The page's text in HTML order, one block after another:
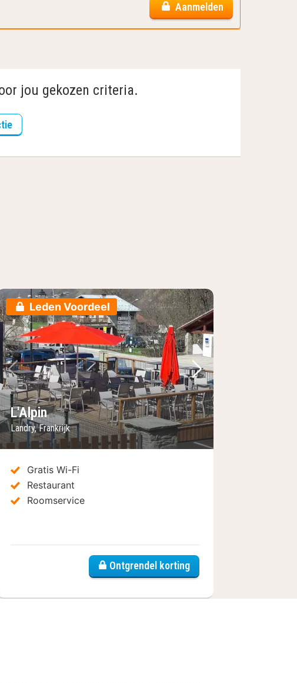
Aanmelden
jou gekozen criteria.
foto
du petit Saint Bernard
Leden Voordeel
Vorige foto
Volgende foto
L'Alpin
Landry, Frankrijk
Gratis Wi-Fi
Restaurant
Roomservice
Ontgrendel korting